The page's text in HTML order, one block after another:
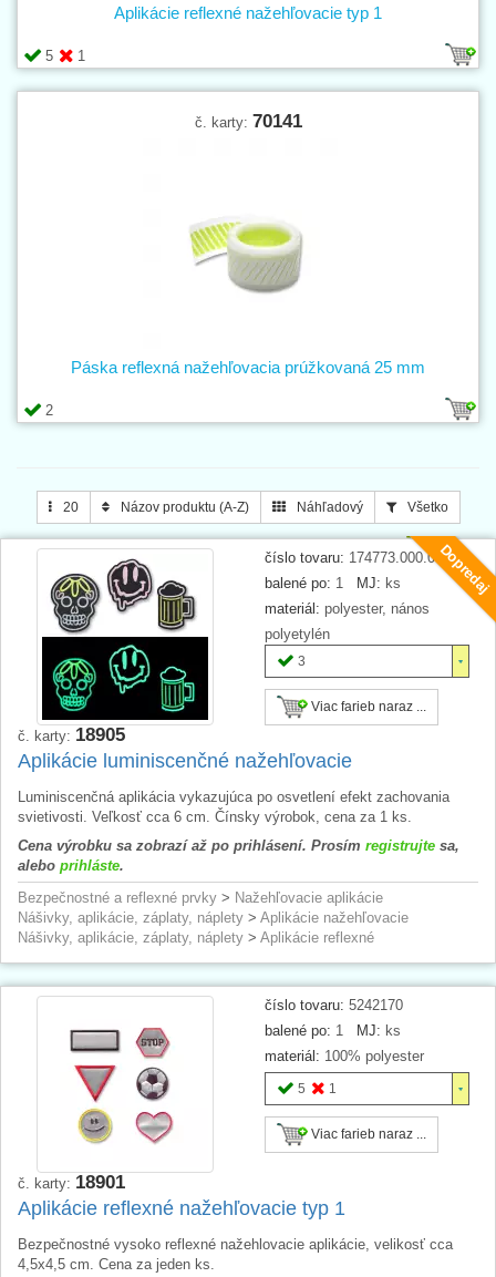
5 1
Aplikácie reflexné nažehľovacie typ 1
č. karty: 70141
2
Páska reflexná nažehľovacia prúžkovaná 25 mm
20 Názov produktu (A-Z) Náhľadový Všetko
Dopredaj
číslo tovaru: 174773.000.00x
balené po: 1 MJ: ks
materiál: polyester, nános
polyetylén
3
Viac farieb naraz ...
č. karty: 18905
Aplikácie luminiscenčné nažehľovacie
Luminiscenčná aplikácia vykazujúca po osvetlení efekt zachovania
svietivosti. Veľkosť cca 6 cm. Čínsky výrobok, cena za 1 ks.
Cena výrobku sa zobrazí až po prihlásení. Prosím registrujte sa,
alebo prihláste.
Bezpečnostné a reflexné prvky > Nažehľovacie aplikácie
Nášivky, aplikácie, záplaty, náplety > Aplikácie nažehľovacie
Nášivky, aplikácie, záplaty, náplety > Aplikácie reflexné
číslo tovaru: 5242170
balené po: 1 MJ: ks
materiál: 100% polyester
5 1
Viac farieb naraz ...
č. karty: 18901
Aplikácie reflexné nažehľovacie typ 1
Bezpečnostné vysoko reflexné nažehlovacie aplikácie, velikosť cca
4,5x4,5 cm. Cena za jeden ks.